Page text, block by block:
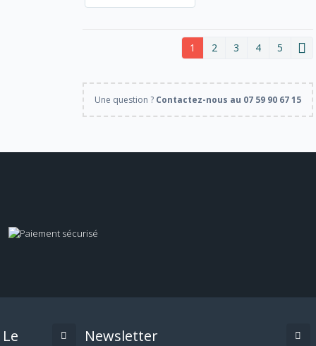
1 2 3 4 5
Une question ? Contactez-nous au 07 59 90 67 15
Le
Newsletter